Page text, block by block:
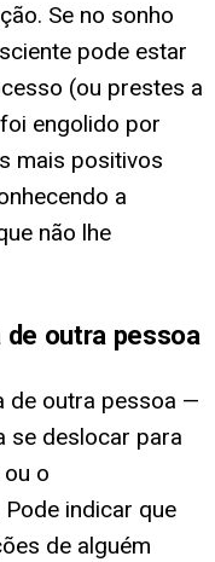
Se no sonho
pode estar
(ou prestes a
engolido por
mais positivos
a
não lhe
outra pessoa
de outra pessoa —
se deslocar para
o
indicar que
de alguém